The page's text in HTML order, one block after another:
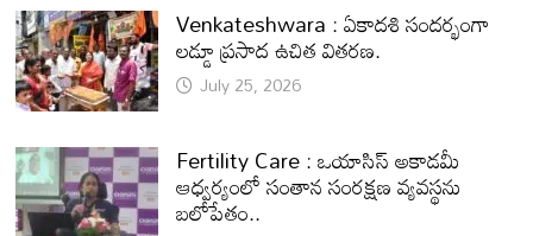
Venkateshwara : ఏకాదశి సందర్భంగా
లడ్డూ ప్రసాద ఉచిత వితరణ.
July 25, 2026
Fertility Care : ఒయాసిస్ అకాడమీ
ఆధ్వర్యంలో సంతాన సంరక్షణ వ్యవస్థను
బలోపేతం..